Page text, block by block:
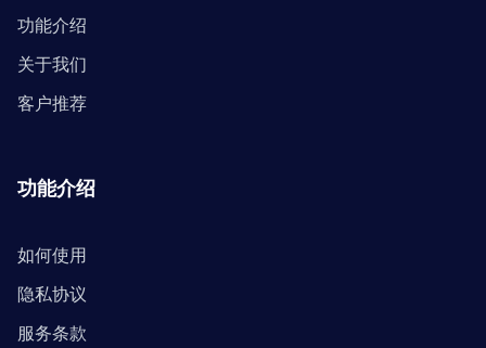
功能介绍
关于我们
客户推荐
功能介绍
如何使用
隐私协议
服务条款